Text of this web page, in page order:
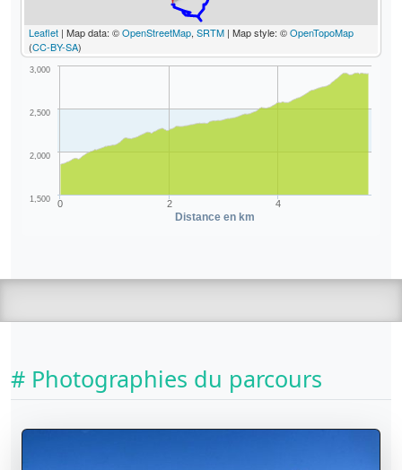
Leaflet | Map data: ©OpenStreetMap, SRTM | Map style: ©OpenTopoMap
(CC-BY-SA)
Distance en km
0 2 4
1,500
2,000
2,500
3,000
# Photographies du parcours